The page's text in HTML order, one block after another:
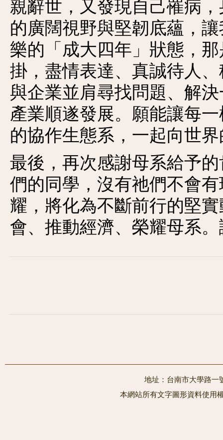
親辭世，又發現自己罹病
的廣闊視野與堅韌底蘊，
樂的「成大四年」狀態，
掛，盡情表達、真誠待人
與企業並肩尋找問題、解
產業順遂發展。願能讓每
的協作生態系，一起向世
最後，再次感謝母系給予
們的同學，沒有祂們不會
耀，將化為不斷前行的堅
會、推動經濟、榮耀母系
地址：台南市大學路
本網站所有文字圖形資料使用